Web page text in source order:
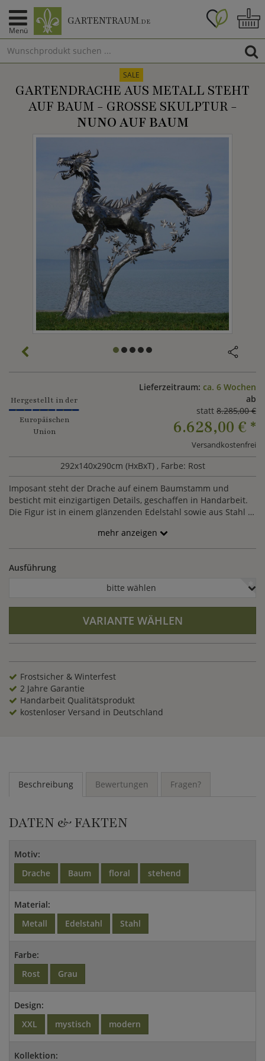
Menü
GARTENTRAUM.DE
SALE
GARTENDRACHE AUS METALL STEHT
AUF BAUM - GROSSE SKULPTUR -
NUNO AUF BAUM
Hergestellt in der
Europäischen
Union
Lieferzeitraum: ca. 6 Wochen
ab
statt 8.285,00 €
6.628,00 € *
Versandkostenfrei
292x140x290cm (HxBxT) , Farbe: Rost
Imposant steht der Drache auf einem Baumstamm und
besticht mit einzigartigen Details, geschaffen in Handarbeit.
Die Figur ist in einem glänzenden Edelstahl sowie aus Stahl in
mehr anzeigen
Ausführung
bitte wählen
VARIANTE WÄHLEN
Frostsicher & Winterfest
2 Jahre Garantie
Handarbeit Qualitätsprodukt
kostenloser Versand in Deutschland
Beschreibung Bewertungen Fragen?
DATEN & FAKTEN
Motiv:
Drache
Baum floral stehend
Material:
Metall
Edelstahl Stahl
Farbe:
Rost
Grau
Design:
XXL
mystisch modern
Kollektion: